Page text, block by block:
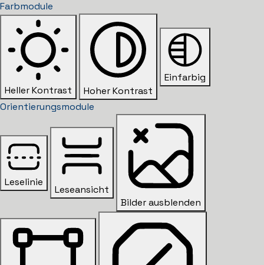
Farbmodule
Heller Kontrast Hoher Kontrast
Einfarbig
Orientierungsmodule
Leselinie
Leseansicht
Bilder ausblenden